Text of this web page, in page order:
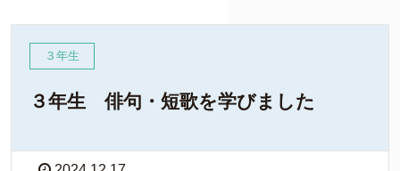
３年生
３年生 俳句・短歌を学びました